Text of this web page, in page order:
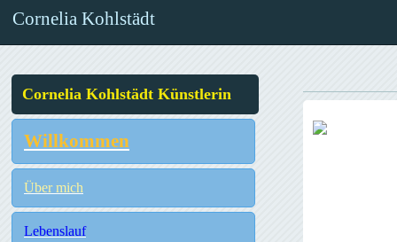
Cornelia Kohlstädt
Cornelia Kohlstädt Künstlerin
Willkommen
Über mich
Lebenslauf